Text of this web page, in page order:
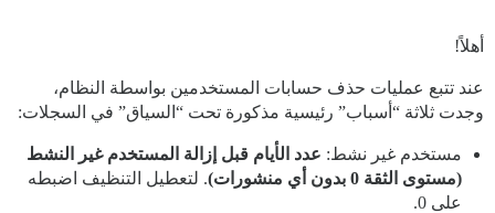
أهلاً!
عند تتبع عمليات حذف حسابات المستخدمين بواسطة النظام،
وجدت ثلاثة “أسباب” رئيسية مذكورة تحت “السياق” في السجلات:
مستخدم غير نشط: عدد الأيام قبل إزالة المستخدم غير النشط
(مستوى الثقة 0 بدون أي منشورات)
. لتعطيل التنظيف اضبطه
على 0.